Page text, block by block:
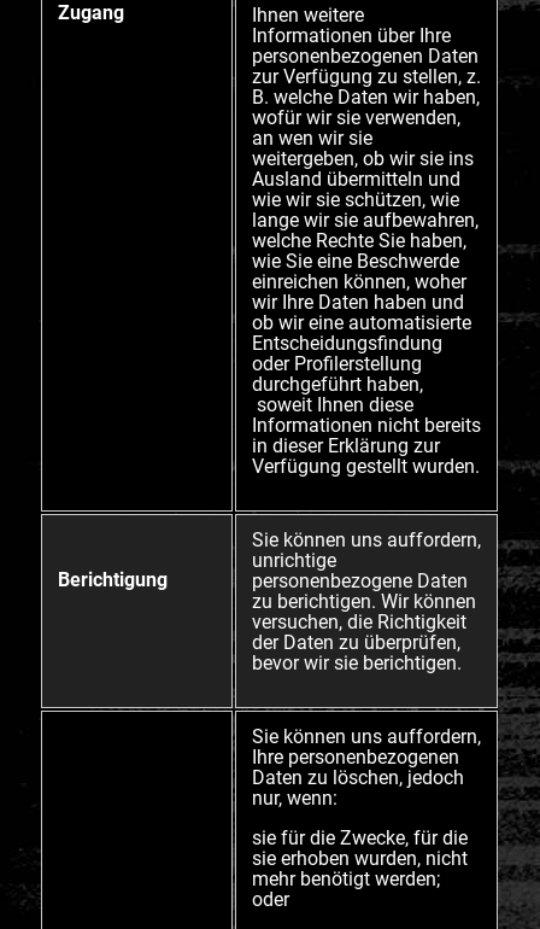
Zugang
Ihnen weitere
Informationen über Ihre
personenbezogenen Daten
zur Verfügung zu stellen, z.
B. welche Daten wir haben,
wofür wir sie verwenden,
an wen wir sie
weitergeben, ob wir sie ins
Ausland übermitteln und
wie wir sie schützen, wie
lange wir sie aufbewahren,
welche Rechte Sie haben,
wie Sie eine Beschwerde
einreichen können, woher
wir Ihre Daten haben und
ob wir eine automatisierte
Entscheidungsfindung
oder Profilerstellung
durchgeführt haben,
soweit Ihnen diese
Informationen nicht bereits
in dieser Erklärung zur
Verfügung gestellt wurden.
Berichtigung
Sie können uns auffordern,
unrichtige
personenbezogene Daten
zu berichtigen. Wir können
versuchen, die Richtigkeit
der Daten zu überprüfen,
bevor wir sie berichtigen.
Sie können uns auffordern,
Ihre personenbezogenen
Daten zu löschen, jedoch
nur, wenn:
sie für die Zwecke, für die
sie erhoben wurden, nicht
mehr benötigt werden;
oder